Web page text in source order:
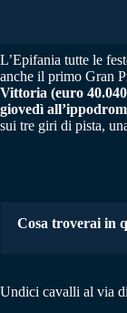
L’Epifania tutte le
anche il primo Gran
Vittoria (euro
giovedì
sui tre giri di pista,
Cosa troverai in
Undici cavalli al via